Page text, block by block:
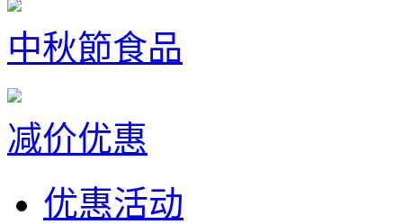
中秋節食品
减价优惠
优惠活动